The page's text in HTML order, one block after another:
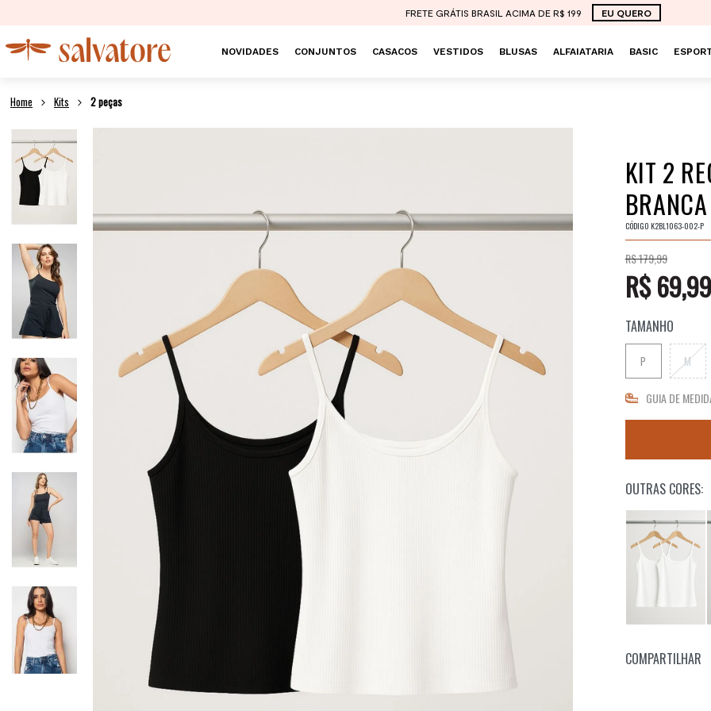
FRETE GRÁTIS BRASIL ACIMA DE R$ 199 EU QUERO
NOVIDADES CONJUNTOS CASACOS VESTIDOS BLUSAS ALFAIATARIA BASIC
Kits 2 peças
KIT 2
CÓDIGO K2BL1063-002-P
R$ 179,99
R$ 69,99
TAMANHO
P M
GUIA DE
OUTRAS CORES:
COMPARTILHAR